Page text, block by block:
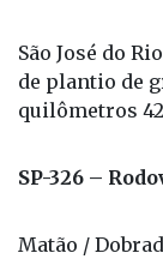
São José do
de plantio de
quilômetros
SP-326 –
Matão /